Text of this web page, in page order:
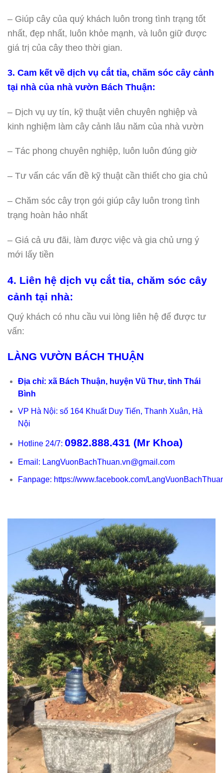
– Giúp cây của quý khách luôn trong tình trạng tốt
nhất, đẹp nhất, luôn khỏe mạnh, và luôn giữ được
giá trị của cây theo thời gian.
3. Cam kết về dịch vụ cắt tỉa, chăm sóc cây cảnh
tại nhà của nhà vườn Bách Thuận:
– Dịch vụ uy tín, kỹ thuật viên chuyên nghiệp và
kinh nghiệm làm cây cảnh lâu năm của nhà vườn
– Tác phong chuyên nghiệp, luôn luôn đúng giờ
– Tư vấn các vấn đề kỹ thuật cần thiết cho gia chủ
– Chăm sóc cây trọn gói giúp cây luôn trong tình
trạng hoàn hảo nhất
– Giá cả ưu đãi, làm được việc và gia chủ ưng ý
mới lấy tiền
4. Liên hệ dịch vụ cắt tỉa, chăm sóc cây
cảnh tại nhà:
Quý khách có nhu cầu vui lòng liên hệ để được tư
vấn:
LÀNG VƯỜN BÁCH THUẬN
Địa chỉ: xã Bách Thuận, huyện Vũ Thư, tỉnh Thái
Bình
VP Hà Nội: số 164 Khuất Duy Tiến, Thanh Xuân, Hà
Nội
Hotline 24/7: 0982.888.431(Mr Khoa)
Email: LangVuonBachThuan.vn@gmail.com
Fanpage: https://www.facebook.com/